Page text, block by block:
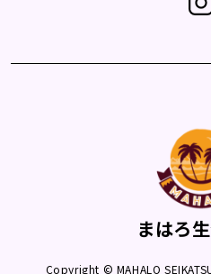
まはろ
Copyright © MAHALO